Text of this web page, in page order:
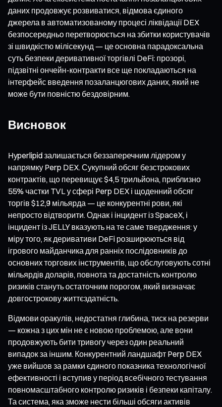
даних продовжує розвиватися, відмова єдиного
джерела в автоматизованому процесі ліквідації DEX
безпосередньо перетворюється на збитки користувачів
зі швидкістю мілісекунд — це основна парадоксальна
суть безпеки деривативної торгівлі DeFi: прозорі,
підзвітні ончейн-контракти все ще покладаються на
інтерфейс введення позаланцюгових даних, який не
може бути повністю бездовірним.
Висновок
Hyperlipid залишається беззаперечним лідером у
напрямку Perp DEX. Сукупний обсяг безстрокових
контрактів, що перевищує $4,5 трильйона, приблизно
55% частки TVL у сфері Perp DEX і щоденний обсяг
торгів $12,9 мільярда — це конкурентні рови, які
непросто відтворити. Однак і інцидент із SpaceX, і
інцидент із JELLY вказують на те саме твердження: у
міру того, як деривативи DeFi розширюються від
ігрового майданчика для ранніх послідовників до
основних торгових інструментів, що обслуговують сотні
мільярдів доларів, повнота та достатність контролю
ризиків стануть остаточним порогом, який визначає
довгострокову життєздатність.
Відмови оракулів, недостатня глибина, тиск на резерви
— кожна з цих мін не є новою проблемою, але вони
продовжують бити тривогу через один реальний
випадок за іншим. Конкурентний ландшафт Perp DEX
уже вийшов за рамки єдиного показника технологічної
ефективності і вступив у період всебічного тестування
повномасштабного контролю ризиків і безпеки капіталу.
Та система, яка зможе нести більші обсяги активів